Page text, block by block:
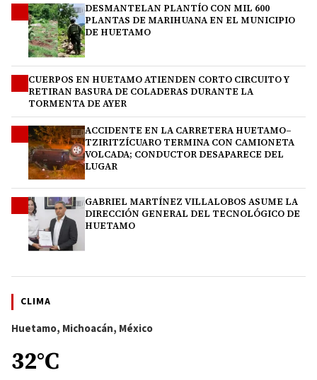
DESMANTELAN PLANTÍO CON MIL 600
PLANTAS DE MARIHUANA EN EL MUNICIPIO
DE HUETAMO
CUERPOS EN HUETAMO ATIENDEN CORTO CIRCUITO Y
RETIRAN BASURA DE COLADERAS DURANTE LA
TORMENTA DE AYER
ACCIDENTE EN LA CARRETERA HUETAMO–
TZIRITZÍCUARO TERMINA CON CAMIONETA
VOLCADA; CONDUCTOR DESAPARECE DEL
LUGAR
GABRIEL MARTÍNEZ VILLALOBOS ASUME LA
DIRECCIÓN GENERAL DEL TECNOLÓGICO DE
HUETAMO
CLIMA
Huetamo, Michoacán, México
32°C